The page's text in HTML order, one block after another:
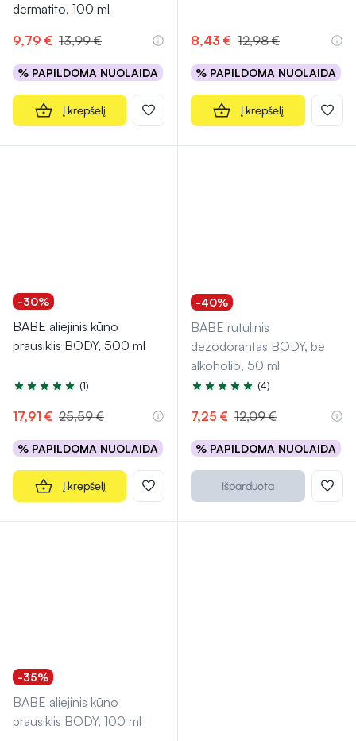
dermatito, 100 ml
9,79 € 13,99 €
% PAPILDOMA NUOLAIDA
Į krepšelį
8,43 € 12,98 €
% PAPILDOMA NUOLAIDA
Į krepšelį
-30%
BABE aliejinis kūno
prausiklis BODY, 500 ml
Įvertinimas 5.0 iš 5
(1)
17,91 € 25,59 €
% PAPILDOMA NUOLAIDA
Į krepšelį
-40%
BABE rutulinis
dezodorantas BODY, be
alkoholio, 50 ml
Įvertinimas 5.0 iš 5
(4)
7,25 € 12,09 €
% PAPILDOMA NUOLAIDA
Išparduota
-35%
BABE aliejinis kūno
prausiklis BODY, 100 ml